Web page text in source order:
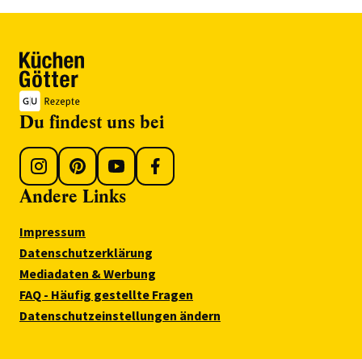
Du findest uns bei
Andere Links
Impressum
Datenschutzerklärung
Mediadaten & Werbung
FAQ - Häufig gestellte Fragen
Datenschutzeinstellungen ändern